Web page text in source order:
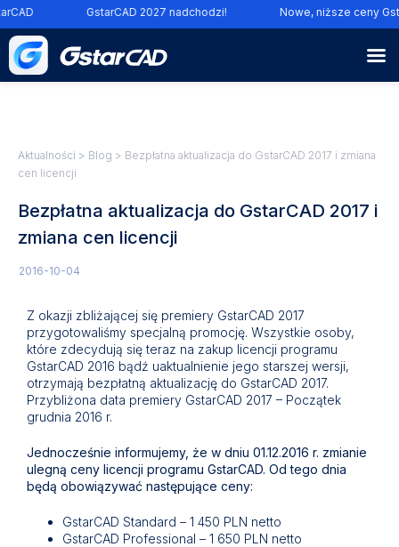
GstarCAD 2027 nadchodzi! Nowe, niższe ceny
Aktualności > Blog > Bezpłatna aktualizacja do GstarCAD 2017 i zmiana
cen licencji
Bezpłatna aktualizacja do GstarCAD 2017 i
zmiana cen licencji
2016-10-04
Z okazji zbliżającej się premiery GstarCAD 2017
przygotowaliśmy specjalną promocję. Wszystkie osoby,
które zdecydują się teraz na zakup licencji programu
GstarCAD 2016 bądź uaktualnienie jego starszej wersji,
otrzymają bezpłatną aktualizację do GstarCAD 2017.
Przybliżona data premiery GstarCAD 2017 – Początek
grudnia 2016 r.
Jednocześnie informujemy, że w dniu 01.12.2016 r. zmianie
ulegną ceny licencji programu GstarCAD. Od tego dnia
będą obowiązywać następujące ceny:
GstarCAD Standard – 1 450 PLN netto
GstarCAD Professional – 1 650 PLN netto